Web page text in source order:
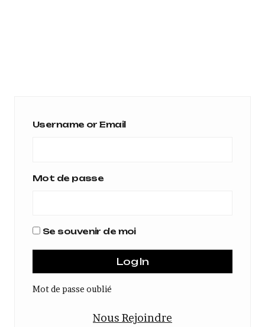
Username or Email
Mot de passe
Se souvenir de moi
Mot de passe oublié
Nous Rejoindre